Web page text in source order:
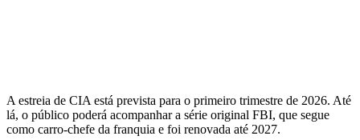
A estreia de CIA está prevista para o primeiro trimestre de 2026. Até
lá, o público poderá acompanhar a série original FBI, que segue
como carro-chefe da franquia e foi renovada até 2027.